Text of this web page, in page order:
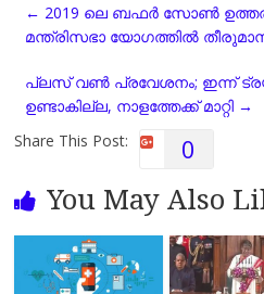
b
o
o
k
s
A
p
p
g
r
m
l
L
i
k
e
← 2019 ലെ ബഫര്‍ സോണ്‍
മന്ത്രിസഭാ യോഗത്തില്‍
പ്ലസ് വണ്‍ പ്രവേശനം; ഇന്ന്
ഉണ്ടാകില്ല, നാളത്തേക്ക് മാറ്റി →
Share This Post:
0
You May Also